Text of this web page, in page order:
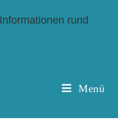
Menü